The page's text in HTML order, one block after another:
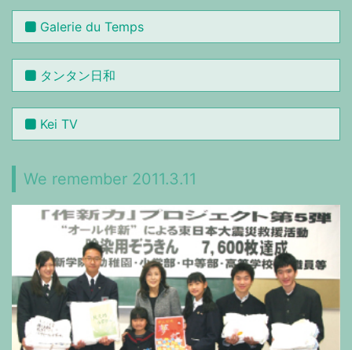
Galerie du Temps
タンタン日和
Kei TV
We remember 2011.3.11